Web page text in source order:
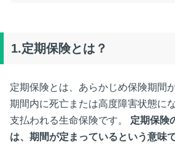
5.終身保険と違い、定期保険は大きな
ときに活用すべし
5-2. 世帯主が死亡した場合のこど
5-3. 自営業者が死亡した場合の事
は整理資金
6.定期保険に加入するときの４つの
1.定期保険とは？
定期保険とは、あらかじめ保険期間
期間内に死亡または高度障害状態に
支払われる生命保険です。 定期保険
は、期間が定まっているという意味で